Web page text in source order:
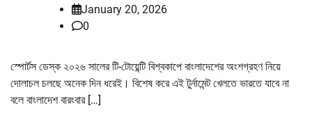
January 20, 2026
0
স্পোর্টস ডেস্ক ২০২৬ সালের টি-টোয়েন্টি বিশ্বকাপে বাংলাদেশের অংশগ্রহণ নিয়ে
দোলাচল চলছে অনেক দিন ধরেই। বিশেষ করে এই টুর্নামেন্ট খেলতে ভারতে যাবে না
বলে বাংলাদেশ বারংবার […]